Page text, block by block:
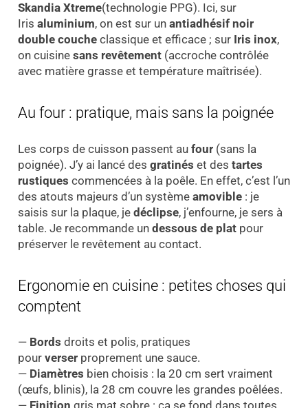
Skandia Xtreme(technologie PPG). Ici, sur
Iris aluminium, on est sur un antiadhésif noir
double coucheclassique et efficace ; sur Iris inox,
on cuisine sans revêtement(accroche contrôlée
avec matière grasse et température maîtrisée).
Au four : pratique, mais sans la poignée
Les corps de cuisson passent au four(sans la
poignée). J’y ai lancé des gratinés et des tartes
rustiques commencées à la poêle. En effet, c’est l’un
des atouts majeurs d’un système amovible: je
saisis sur la plaque, je déclipse, j’enfourne, je sers à
table. Je recommande un dessous de platpour
préserver le revêtement au contact.
Ergonomie en cuisine : petites choses qui
comptent
— Bords droits et polis, pratiques
pour verserproprement une sauce.
— Diamètres bien choisis : la 20 cm sert vraiment
(œufs, blinis), la 28 cm couvre les grandes poêlées.